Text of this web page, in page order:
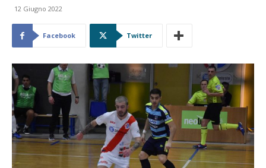
12 Giugno 2022
Facebook Twitter